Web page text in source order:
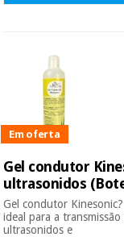
Em oferta
Gel condutor
ultrasonidos
Gel condutor
ideal para a transmissão
ultrasonidos e